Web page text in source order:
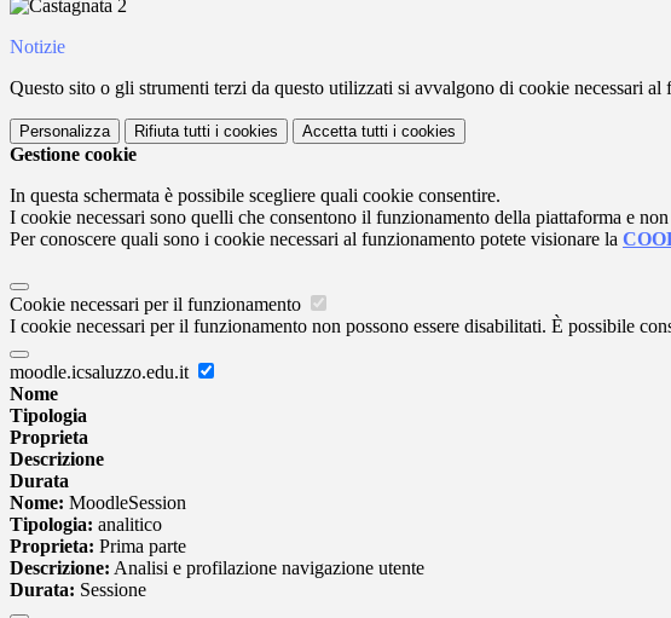
Notizie
Questo sito o gli strumenti terzi da questo utilizzati si avvalgono di cookie necessari
Personalizza Rifiuta tutti i cookies Accetta tutti i cookies
Gestione cookie
In questa schermata è possibile scegliere quali cookie consentire.
I cookie necessari sono quelli che consentono il funzionamento della piattaforma e
Per conoscere quali sono i cookie necessari al funzionamento potete visionare la
Cookie necessari per il funzionamento
I cookie necessari per il funzionamento non possono essere disabilitati. È possibile
moodle.icsaluzzo.edu.it
Nome
Tipologia
Proprieta
Descrizione
Durata
Nome: MoodleSession
Tipologia: analitico
Proprieta: Prima parte
Descrizione: Analisi e profilazione navigazione utente
Durata: Sessione